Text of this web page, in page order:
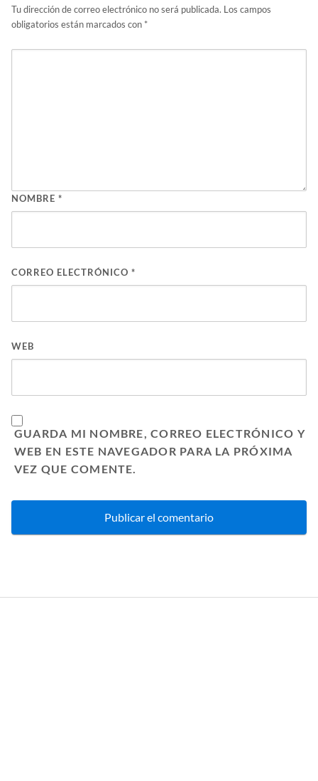
Tu dirección de correo electrónico no será publicada. Los campos
obligatorios están marcados con *
NOMBRE *
CORREO ELECTRÓNICO *
WEB
GUARDA MI NOMBRE, CORREO ELECTRÓNICO Y
WEB EN ESTE NAVEGADOR PARA LA PRÓXIMA
VEZ QUE COMENTE.